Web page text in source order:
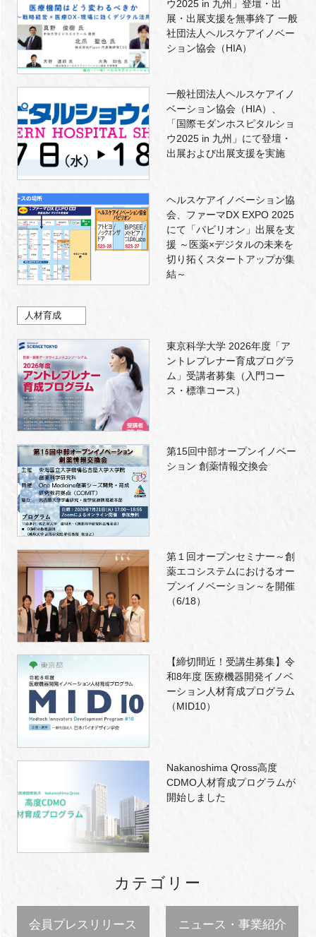
ウ2025 in 九州」登壇・出
展・出展支援を無事終了 一般
社団法人ヘルスケアイノベー
ション協会（HIA）
一般社団法人ヘルスケアイノ
ベーション協会（HIA）、
「国際モダンホスピタルショ
ウ2025 in 九州」にて登壇・
出展および出展支援を実施
ヘルスケアイノベーション協
会、ファーマDX EXPO 2025
にて「パビリオン」出展を支
援 ～医薬×デジタルの未来を
切り拓くスタートアップが集
結～
人材育成
東京科学大学 2026年度「ア
ントレプレナー育成プログラ
ム」受講者募集（入門コー
ス・標準コース）
第15回中部オープンイノベー
ション 創薬情報交換会
第１回オープンセミナー～創
薬エコシステムにおけるオー
プンイノベーション～を開催
（6/18）
【締切間近！受講生募集】令
和8年度 医療機器開発イノベ
ーション人材育成プログラム
（MID10）
Nakanoshima Qross高度
CDMO人材育成プログラムが
開始しました
カテゴリー
会員プレスリリース ニュース・事業紹介